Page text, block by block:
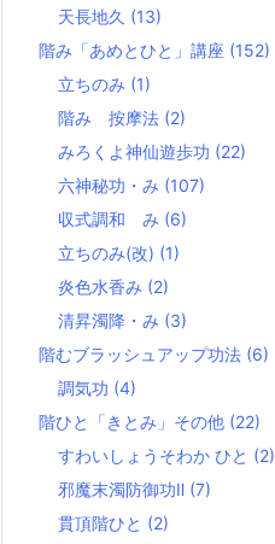
天長地久 (13)
階み「あめとひと」講座 (152)
立ちのみ (1)
階み 按摩法 (2)
みろくよ神仙遊歩功 (22)
六神秘功・み (107)
収式調和 み (6)
立ちのみ(改) (1)
炎色水香み (2)
清昇濁降・み (3)
階むブラッシュアップ功法 (6)
調気功 (4)
階ひと「きとみ」その他 (22)
すわいしょうそわか ひと (2)
邪魔末濁防御功Ⅱ (7)
貫頂階ひと (2)